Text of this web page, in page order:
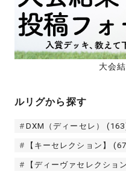
大会
ルリグから探す
DXM（ディーセレ）
【キーセレクション】
【ディーヴァセレクション